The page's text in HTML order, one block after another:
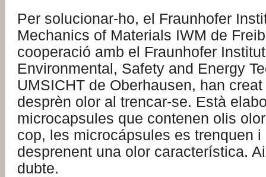
Per solucionar-ho, el Fraunhofer
Mechanics of Materials IWM de
cooperació amb el Fraunhofer
Environmental, Safety and Energy
UMSICHT de Oberhausen, han
desprèn olor al trencar-se. Està
microcapsules que contenen olis
cop, les microcápsules es trenquen
desprenent una olor característica.
dubte.